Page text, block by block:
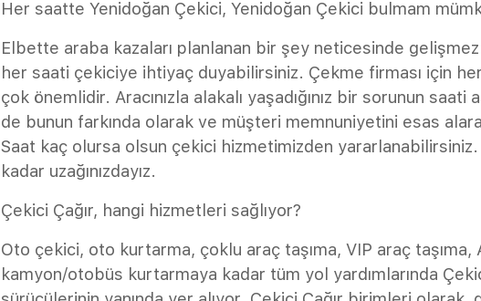
Her saatte Yenidoğan Çekici, Yenidoğan Çekici bulmam
Elbette araba kazaları planlanan bir şey neticesinde
her saati çekiciye ihtiyaç duyabilirsiniz. Çekme firması için
çok önemlidir. Aracınızla alakalı yaşadığınız bir sorunun
de bunun farkında olarak ve müşteri memnuniyetini esas
Saat kaç olursa olsun çekici hizmetimizden
kadar uzağınızdayız.
Çekici Çağır, hangi hizmetleri sağlıyor?
Oto çekici, oto kurtarma, çoklu araç taşıma, VIP araç taşıma,
kamyon/otobüs kurtarmaya kadar tüm yol yardımlarında